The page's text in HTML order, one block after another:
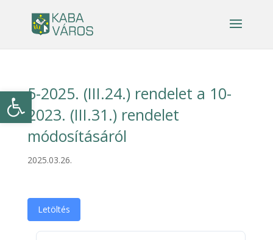
Eszköztár megnyitása
5-2025. (III.24.) rendelet a 10-
2023. (III.31.) rendelet
módosításáról
2025.03.26.
Letöltés